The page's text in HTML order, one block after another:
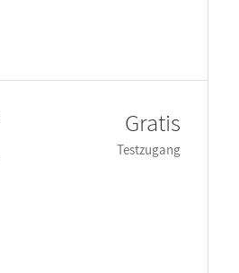
Gratis
Testzugang